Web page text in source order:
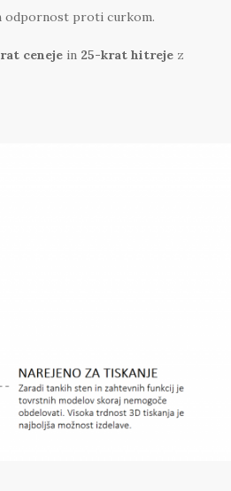
odpornost proti curkom.
ceneje in 25-krat hitreje z